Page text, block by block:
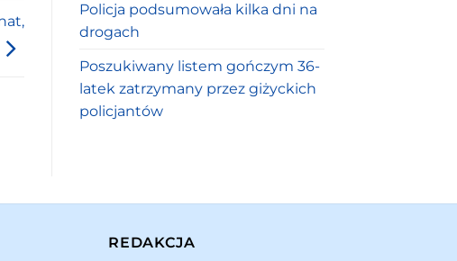
Policja podsumowała kilka dni na
drogach
Poszukiwany listem gończym 36-
latek zatrzymany przez giżyckich
policjantów
REDAKCJA